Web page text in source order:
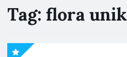
Tag: flora unik